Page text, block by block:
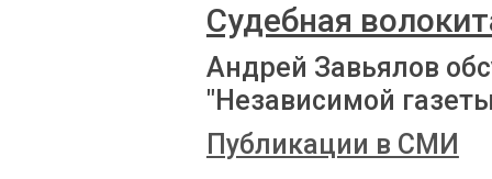
Судебная
Андрей Завьялов
"Независимой
Публикации в СМИ